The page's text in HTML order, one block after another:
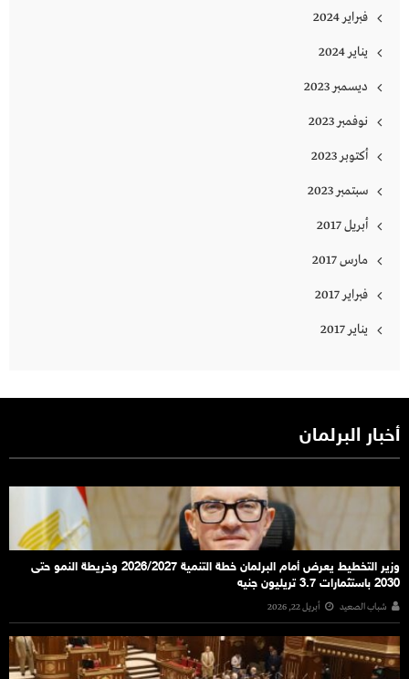
فبراير 2024
يناير 2024
ديسمبر 2023
نوفمبر 2023
أكتوبر 2023
سبتمبر 2023
أبريل 2017
مارس 2017
فبراير 2017
يناير 2017
أخبار البرلمان
وزير التخطيط يعرض أمام البرلمان خطة التنمية 2026/2027 وخريطة النمو حتى
2030 باستثمارات 3.7 تريليون جنيه
شباب الصعيد أبريل 22, 2026